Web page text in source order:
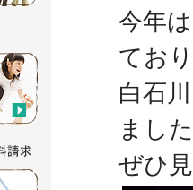
今年
てお
白石
まし
ぜひ